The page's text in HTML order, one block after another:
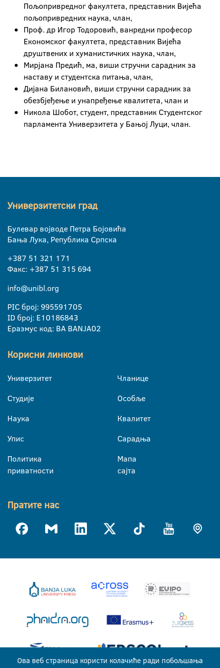
Пољопривредног факултета, представник Вијећа
пољопривредних наука, члан,
Проф. др Игор Тодоровић, ванредни професор
Економског факултета, представник Вијећа
друштвених и хуманистичких наука, члан,
Мирјана Предић, ма, виши стручни сарадник за
наставу и студентска питања, члан,
Дијана Билановић, виши стручни сарадник за
обезбјеђење и унапређење квалитета, члан и
Никола Шобот, студент, представник Студентског
парламента Универзитета у Бањој Луци, члан.
Универзитетски град
Булевар војводе Петра Бојовића
Бања Лука, Република Српска
+387 51 321 171
Факс: +387 51 315 694
info@unibl.org
PIC број: 995591705
ID број: E10186843
Еразмус код: BA BANJA02
Корисни линкови
Универзитет
Студије
Наука
Упис
Политика
приватности
Чланице
Особље
Квалитет
Сарадња
Мапа
сајта
Пратите нас
Ова веб страница користи колачиће ради побољшања